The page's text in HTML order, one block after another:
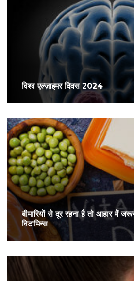
विश्व एल्ज़ाइमर दिवस 2024
बीमारियों से दूर रहना है तो आहार में
विटामिन्स